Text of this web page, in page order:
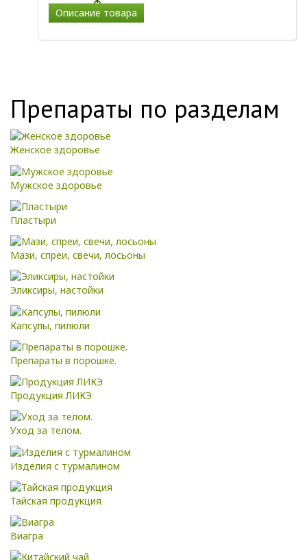
Описание товара
Препараты по разделам
Женское здоровье
Мужское здоровье
Пластыри
Мази, спреи, свечи, лосьоны
Эликсиры, настойки
Капсулы, пилюли
Препараты в порошке.
Продукция ЛИКЭ
Уход за телом.
Изделия с турмалином
Тайская продукция
Виагра